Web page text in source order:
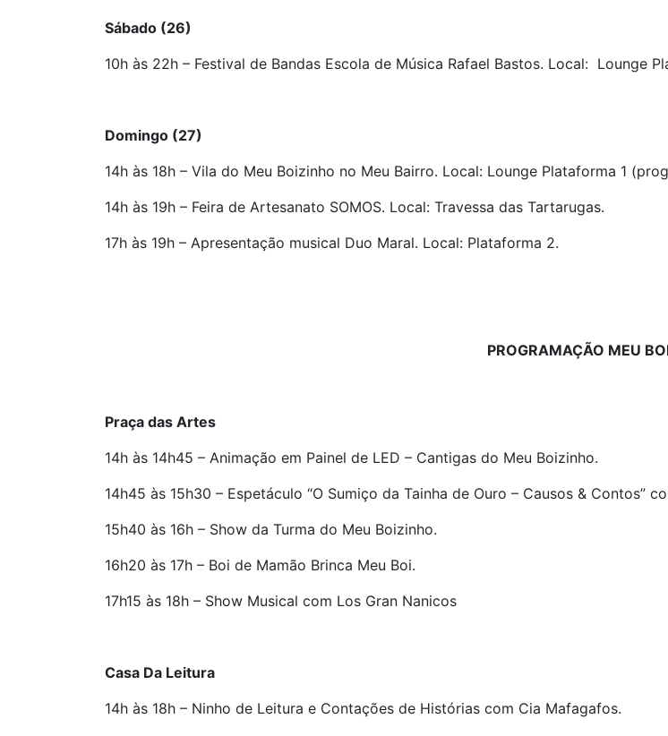
Sábado (26)
10h às 22h – Festival de Bandas Escola de Música Rafael Bastos. Local: Lounge
Domingo (27)
14h às 18h – Vila do Meu Boizinho no Meu Bairro. Local: Lounge Plataforma 1
14h às 19h – Feira de Artesanato SOMOS. Local: Travessa das Tartarugas.
17h às 19h – Apresentação musical Duo Maral. Local: Plataforma 2.
PROGRAMAÇÃO MEU
Praça das Artes
14h às 14h45 – Animação em Painel de LED – Cantigas do Meu Boizinho.
14h45 às 15h30 – Espetáculo “O Sumiço da Tainha de Ouro – Causos & Contos”
15h40 às 16h – Show da Turma do Meu Boizinho.
16h20 às 17h – Boi de Mamão Brinca Meu Boi.
17h15 às 18h – Show Musical com Los Gran Nanicos
Casa Da Leitura
14h às 18h – Ninho de Leitura e Contações de Histórias com Cia Mafagafos.